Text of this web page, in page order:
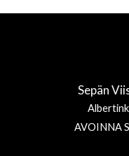
Sepän
AVOINNA